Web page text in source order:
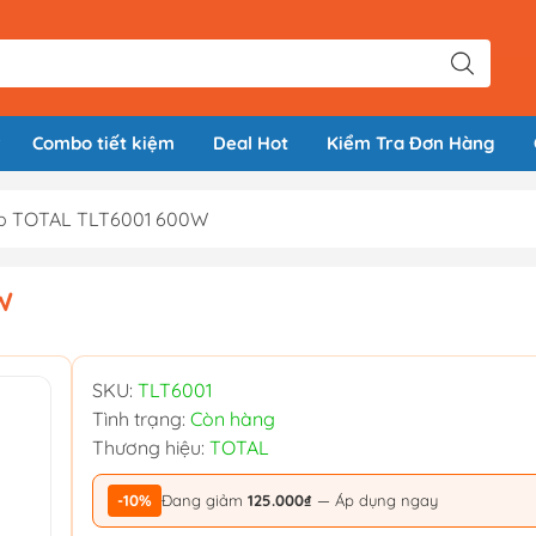
Combo tiết kiệm Deal Hot Kiểm Tra Đơn Hàng
TLT6001 600W
SKU: TLT6001
Tình trạng: Còn hàng
Thương hiệu: TOTAL
-10% Đang giảm 125.000₫ — Áp dụng ngay